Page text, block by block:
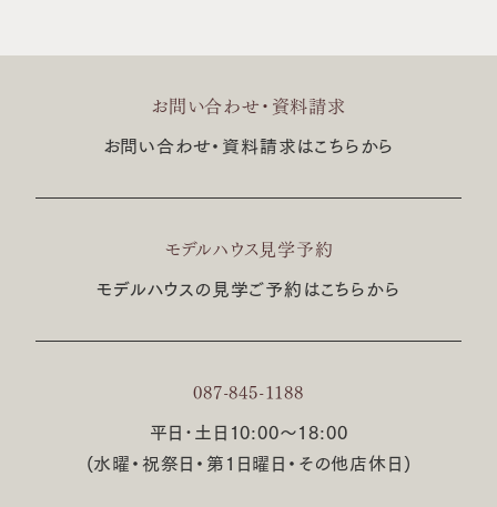
お問い合わせ・資料請求
お問い合わせ・資料請求はこちらから
モデルハウス見学予約
モデルハウスの見学ご予約はこちらから
087-845-1188
平日･土日10:00〜18:00
(水曜・祝祭日・第1日曜日・その他店休日)